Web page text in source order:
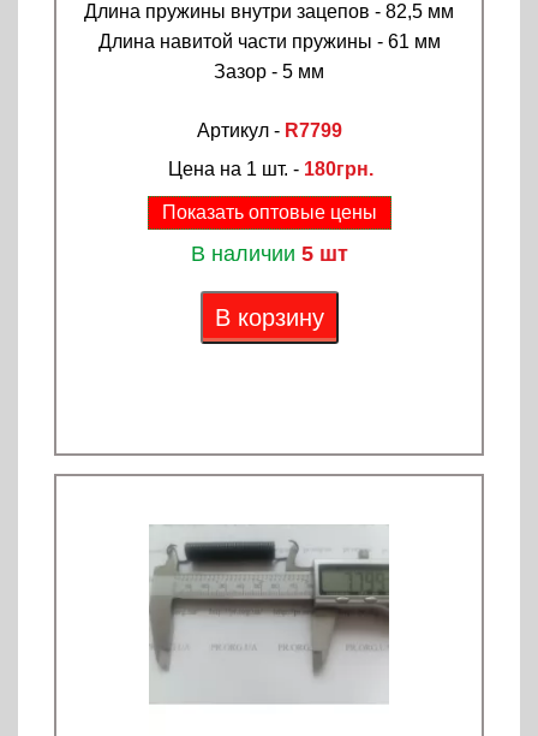
Длина пружины внутри зацепов - 82,5 мм
Длина навитой части пружины - 61 мм
Зазор - 5 мм
Артикул - R7799
Цена на 1 шт. - 180грн.
Показать оптовые цены
В наличии 5 шт
В корзину